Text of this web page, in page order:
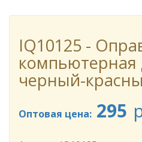
IQ10125 -
компьютерная
черный-
Оптовая цена: 295